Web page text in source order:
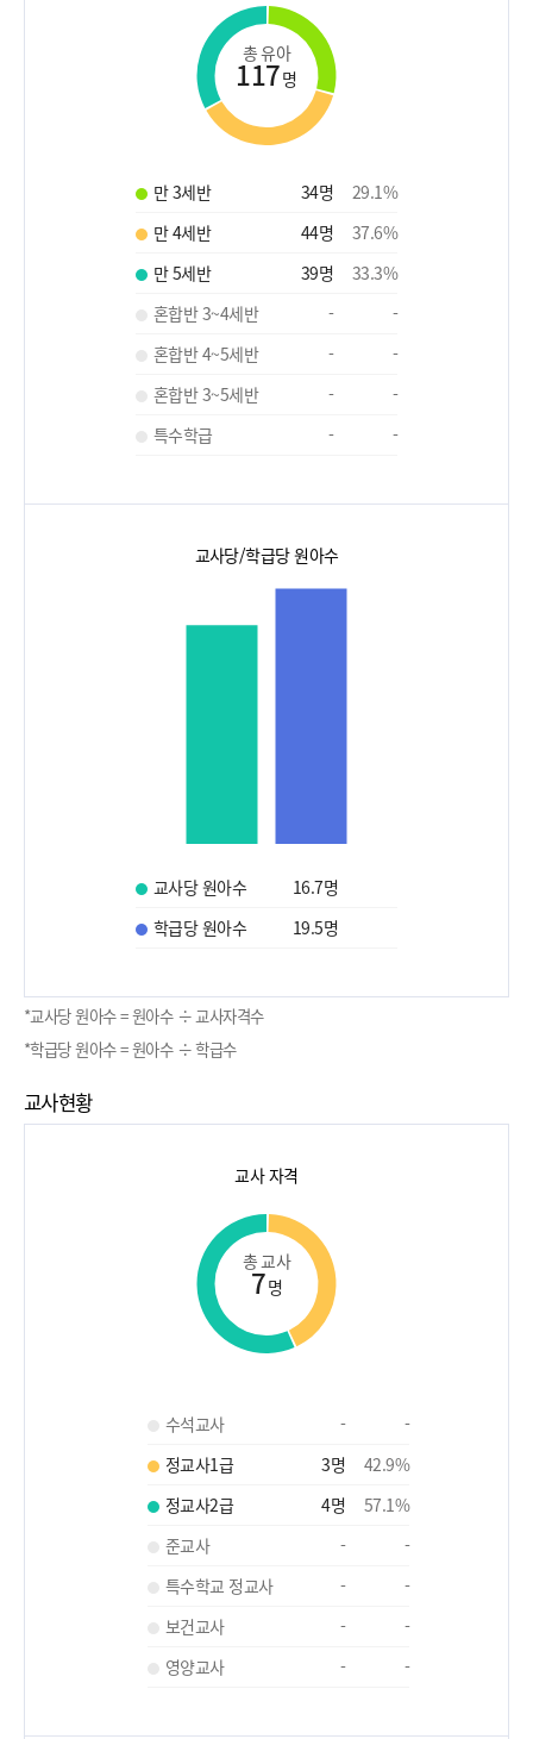
총 유아
117명
만 3세반 34명 29.1%
만 4세반
44명 37.6%
만 5세반
39명 33.3%
혼합반 3~4세반
-
-
혼합반 4~5세반
-
-
혼합반 3~5세반
-
-
특수학급
- -
교사당/학급당 원아수
교사당 원아수 16.7명
학급당 원아수
19.5명
*교사당 원아수 = 원아수 ÷ 교사자격수
*학급당 원아수 = 원아수 ÷ 학급수
교사현황
교사 자격
총 교사
7명
수석교사 -
-
정교사1급
3명 42.9%
정교사2급
4명 57.1%
준교사
-
-
특수학교 정교사
-
-
보건교사
-
-
영양교사
- -